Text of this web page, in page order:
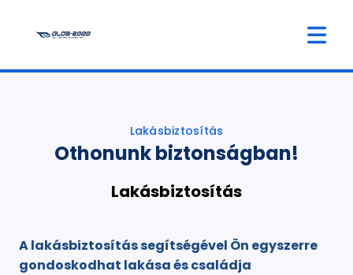
Lakásbiztosítás
Othonunk biztonságban!
Lakásbiztosítás
A lakásbiztosítás segítségével Ön egyszerre
gondoskodhat lakása és családja